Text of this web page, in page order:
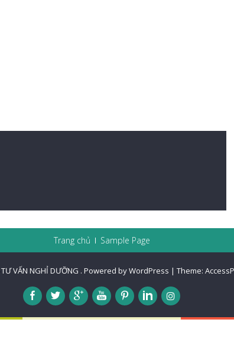
Trang chủ Sample Page
TƯ VẤN NGHỈ DƯỠNG . Powered by WordPress | Theme: